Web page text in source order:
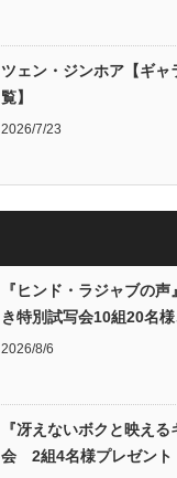
ツェン・ジンホア【ギャ
覧】
2026/7/23
『ヒンド・ラジャブの
き特別試写会10組20名
2026/8/6
『冴えないボクと映え
会 2組4名様プレゼント